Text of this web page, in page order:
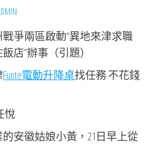
爭兩區啟動“異地來津求職
店”辦事（引題）
Funte電動升降桌找任務 不花錢
悅
安徽姑娘小黃，21日早上從